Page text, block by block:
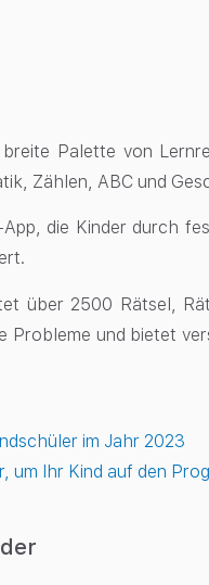
Palette von
Zählen, ABC und
die Kinder durch
über 2500 Rätsel,
Probleme und bietet
im Jahr 2023
um Ihr Kind auf den